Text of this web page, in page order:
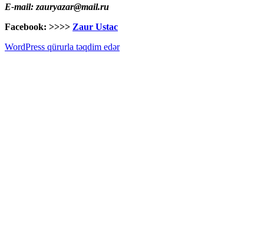
E-mail: zauryazar@mail.ru
Facebook: >>>> Zaur Ustac
WordPress qürurla təqdim edər